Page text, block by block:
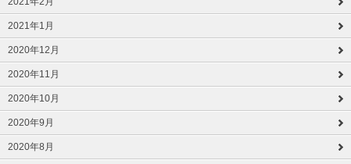
2021年1月
2020年12月
2020年11月
2020年10月
2020年9月
2020年8月